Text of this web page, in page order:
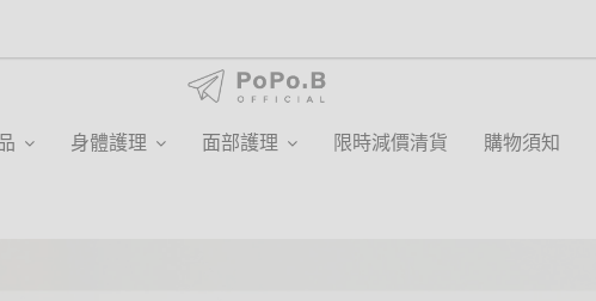
身體護理 面部護理 限時減價清貨 購物須知